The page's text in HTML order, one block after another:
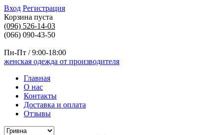
Вход Регистрация
Корзина пуста
(096) 526-14-03
(066) 090-43-50
Пн-Пт / 9:00-18:00
женская одежда от производителя
Главная
О нас
Контакты
Доставка и оплата
Отзывы